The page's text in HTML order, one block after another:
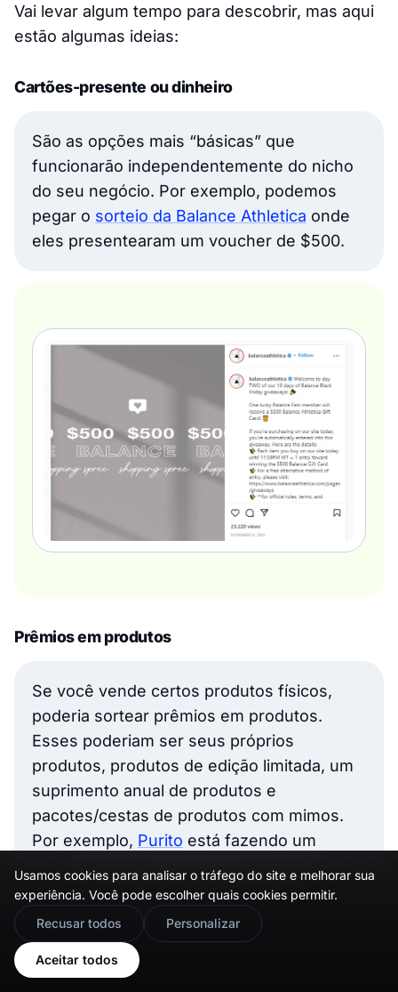
Vai levar algum tempo para descobrir, mas aqui
estão algumas ideias:
Cartões-presente ou dinheiro
São as opções mais “básicas” que
funcionarão independentemente do nicho
do seu negócio. Por exemplo, podemos
pegar o sorteio da Balance Athletica onde
eles presentearam um voucher de $500.
Prêmios em produtos
Se você vende certos produtos físicos,
poderia sortear prêmios em produtos.
Esses poderiam ser seus próprios
produtos, produtos de edição limitada, um
suprimento anual de produtos e
pacotes/cestas de produtos com mimos.
Por exemplo, Purito está fazendo um
popular.
Usamos cookies para analisar o tráfego do site e melhorar sua
experiência. Você pode escolher quais cookies permitir.
Recusar todos
Personalizar
Aceitar todos
🇬🇧 Would you prefer this site in English?
View in English